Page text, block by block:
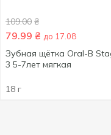
109.00 ₴
79.99 ₴ до 17.08
Зубная щётка Oral-B
3 5-7лет мягкая
18 г